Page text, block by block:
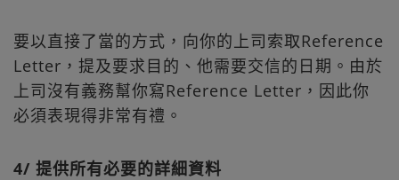
要以直接了當的方式，向你的上司索取Reference
Letter，提及要求目的、他需要交信的日期。由於
上司沒有義務幫你寫Reference Letter，因此你
必須表現得非常有禮。
4/ 提供所有必要的詳細資料